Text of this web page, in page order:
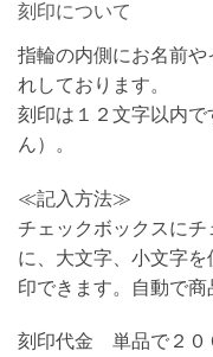
刻印について
指輪の内側にお名前
れしております。
刻印は１２文字以内
ん）。
≪記入方法≫
チェックボックスに
に、大文字、小文字
印できます。自動で商
刻印代金 単品で２０